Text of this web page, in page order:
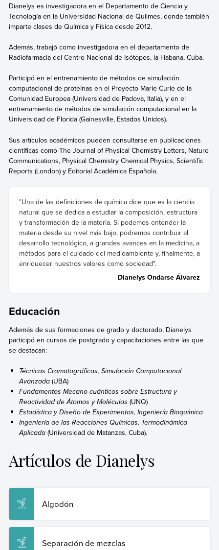
Dianelys es investigadora en el Departamento de Ciencia y
Tecnología en la Universidad Nacional de Quilmes, donde también
imparte clases de Química y Física desde 2012.
Además, trabajó como investigadora en el departamento de
Radiofarmacia del Centro Nacional de Isótopos, la Habana, Cuba.
Participó en el entrenamiento de métodos de simulación
computacional de proteínas en el Proyecto Marie Curie de la
Comunidad Europea (Universidad de Padova, Italia), y en el
entrenamiento de métodos de simulación computacional en la
Universidad de Florida (Gainesville, Estados Unidos).
Sus artículos académicos pueden consultarse en publicaciones
científicas como The Journal of Physical Chemistry Letters, Nature
Communications, Physical Chemistry Chemical Physics, Scientific
Reports (London) y Editorial Académica Española.
"Una de las definiciones de química dice que es la ciencia
natural que se dedica a estudiar la composición, estructura
y transformación de la materia. Si podemos entender la
materia desde su nivel más bajo, podremos contribuir al
desarrollo tecnológico, a grandes avances en la medicina, a
métodos para el cuidado del medioambiente y, finalmente, a
enriquecer nuestros valores como sociedad".
Dianelys Ondarse Álvarez
Educación
Además de sus formaciones de grado y doctorado, Dianelys
participó en cursos de postgrado y capacitaciones entre las que
se destacan:
Técnicas Cromatográficas, Simulación Computacional
Avanzada(UBA)
Fundamentos Mecano-cuánticos sobre Estructura y
Reactividad de Átomos y Moléculas(UNQ)
Estadística y Diseño de Experimentos, Ingeniería Bioquímica
Ingeniería de las Reacciones Químicas, Termodinámica
Aplicada (Universidad de Matanzas, Cuba).
Artículos de Dianelys
Algodón
Separación de mezclas